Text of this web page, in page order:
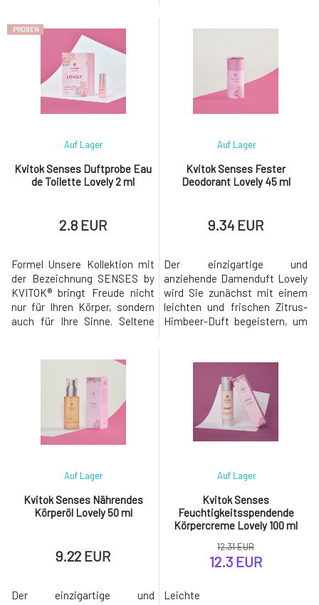
handgefertigter Kosmetik aus
natürlichen Zutaten mit dem
zarten Duft Lovely ist ein
ausgezeichnetes Geschenk
für Frauen jeden Alters, die
sich gerne verwöhnen. Der
einzigartige
rosafarbener Blüten dominiert
holzige Akzente ergänzt, dank
derer Sie sich fühlen werden,
als ob Sie durch einen Park spa
PROBEN
Kvitok Senses Duftprobe Eau
de Toilette Lovely 2 ml
Auf Lager
2.8 EUR
Formel Unsere Kollektion mit
der Bezeichnung SENSES by
KVITOK® bringt Freude nicht
nur für Ihren Körper, sondern
auch für Ihre Sinne. Seltene
Pflanzenextrakte nach den
Prinzipien der Parfümkunst,
um ein unvergessliches
Erlebnis bei der Anwendung zu
schaffen. Dank der perfekt
ausgewähl
Kvitok Senses Fester
Deodorant Lovely 45 ml
Auf Lager
9.34 EUR
Der einzigartige und
anziehende Damenduft Lovely
wird Sie zunächst mit einem
leichten und frischen Zitrus-
Himbeer-Duft begeistern, um
vollständig zu verzaubern. Die
Basis wird durch holzige
Akzente ergänzt, die Ihnen das
Gefühl geben, als würden Sie
durch einen Rosengarten
spazieren.Das D
Kvitok Senses Nährendes
Körperöl Lovely 50 ml
Auf Lager
9.22 EUR
Der einzigartige und
Kvitok Senses
Feuchtigkeitsspendende
Körpercreme Lovely 100 ml
Auf Lager
12.31 EUR
12.3 EUR
Leichte